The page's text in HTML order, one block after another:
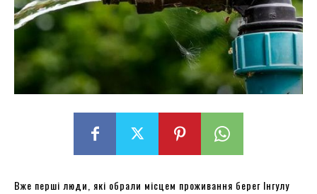
Вже перші люди, які обрали місцем проживання берег Інгулу